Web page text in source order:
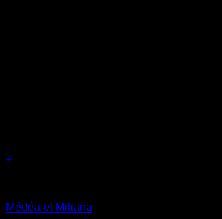
+
Médéa et Miliana